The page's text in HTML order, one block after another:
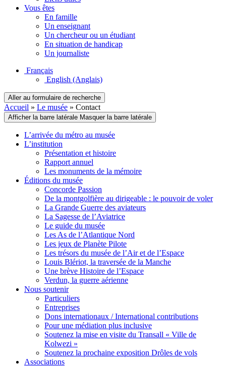
Vous êtes
En famille
Un enseignant
Un chercheur ou un étudiant
En situation de handicap
Un journaliste
Français
English (Anglais)
Aller au formulaire de recherche
Accueil » Le musée » Contact
Afficher la barre latérale Masquer la barre latérale
L’arrivée du métro au musée
L’institution
Présentation et histoire
Rapport annuel
Les monuments de la mémoire
Éditions du musée
Concorde Passion
De la montgolfière au dirigeable : le pouvoir de voler
La Grande Guerre des aviateurs
La Sagesse de l’Aviatrice
Le guide du musée
Les As de l’Atlantique Nord
Les jeux de Planète Pilote
Les trésors du musée de l’Air et de l’Espace
Louis Blériot, la traversée de la Manche
Une brève Histoire de l’Espace
Verdun, la guerre aérienne
Nous soutenir
Particuliers
Entreprises
Dons internationaux / International contributions
Pour une médiation plus inclusive
Soutenez la mise en visite du Transall « Ville de
Kolwezi »
Soutenez la prochaine exposition Drôles de vols
Associations